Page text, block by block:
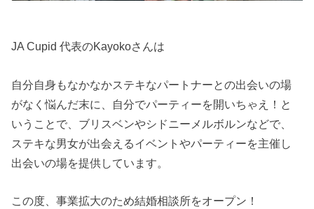
JA Cupid 代表のKayokoさんは
自分自身もなかなかステキなパートナーとの出会いの場
がなく悩んだ末に、自分でパーティーを開いちゃえ！と
いうことで、ブリスベンやシドニーメルボルンなどで、
ステキな男女が出会えるイベントやパーティーを主催し
出会いの場を提供しています。
この度、事業拡大のため結婚相談所をオープン！